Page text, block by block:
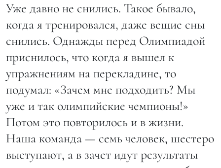
Уже давно не снились. Такое бывало,
когда я тренировался, даже вещие сны
снились. Однажды перед Олимпиадой
приснилось, что когда я вышел к
упражнениям на перекладине, то
подумал: «Зачем мне подходить? Мы
уже и так олимпийские чемпионы!»
Потом это повторилось и в жизни.
Наша команда — семь человек, шестеро
выступают, а в зачет идут результаты